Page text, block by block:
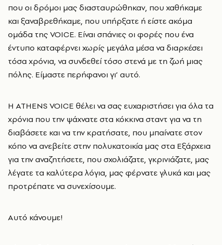
που οι δρόμοι μας διασταυρώθηκαν, που χαθήκαμε
και ξαναβρεθήκαμε, που υπήρξατε ή είστε ακόμα
ομάδα της VOICE. Είναι σπάνιες οι φορές που ένα
έντυπο καταφέρνει χωρίς μεγάλα μέσα να διαρκέσει
τόσα χρόνια, να συνδεθεί τόσο στενά με τη ζωή μιας
πόλης. Είμαστε περήφανοι γι’ αυτό.
H ATHENS VOICE θέλει να σας ευχαριστήσει για όλα τα
χρόνια που την ψάχνατε στα κόκκινα σταντ για να τη
διαβάσετε και να την κρατήσατε, που μπαίνατε στον
κόπο να ανεβείτε στην πολυκατοικία μας στα Εξάρχεια
για την αναζητήσετε, που σχολιάζατε, γκρινιάζατε, μας
λέγατε τα καλύτερα λόγια, μας φέρνατε γλυκά και μας
προτρέπατε να συνεχίσουμε.
Αυτό κάνουμε!